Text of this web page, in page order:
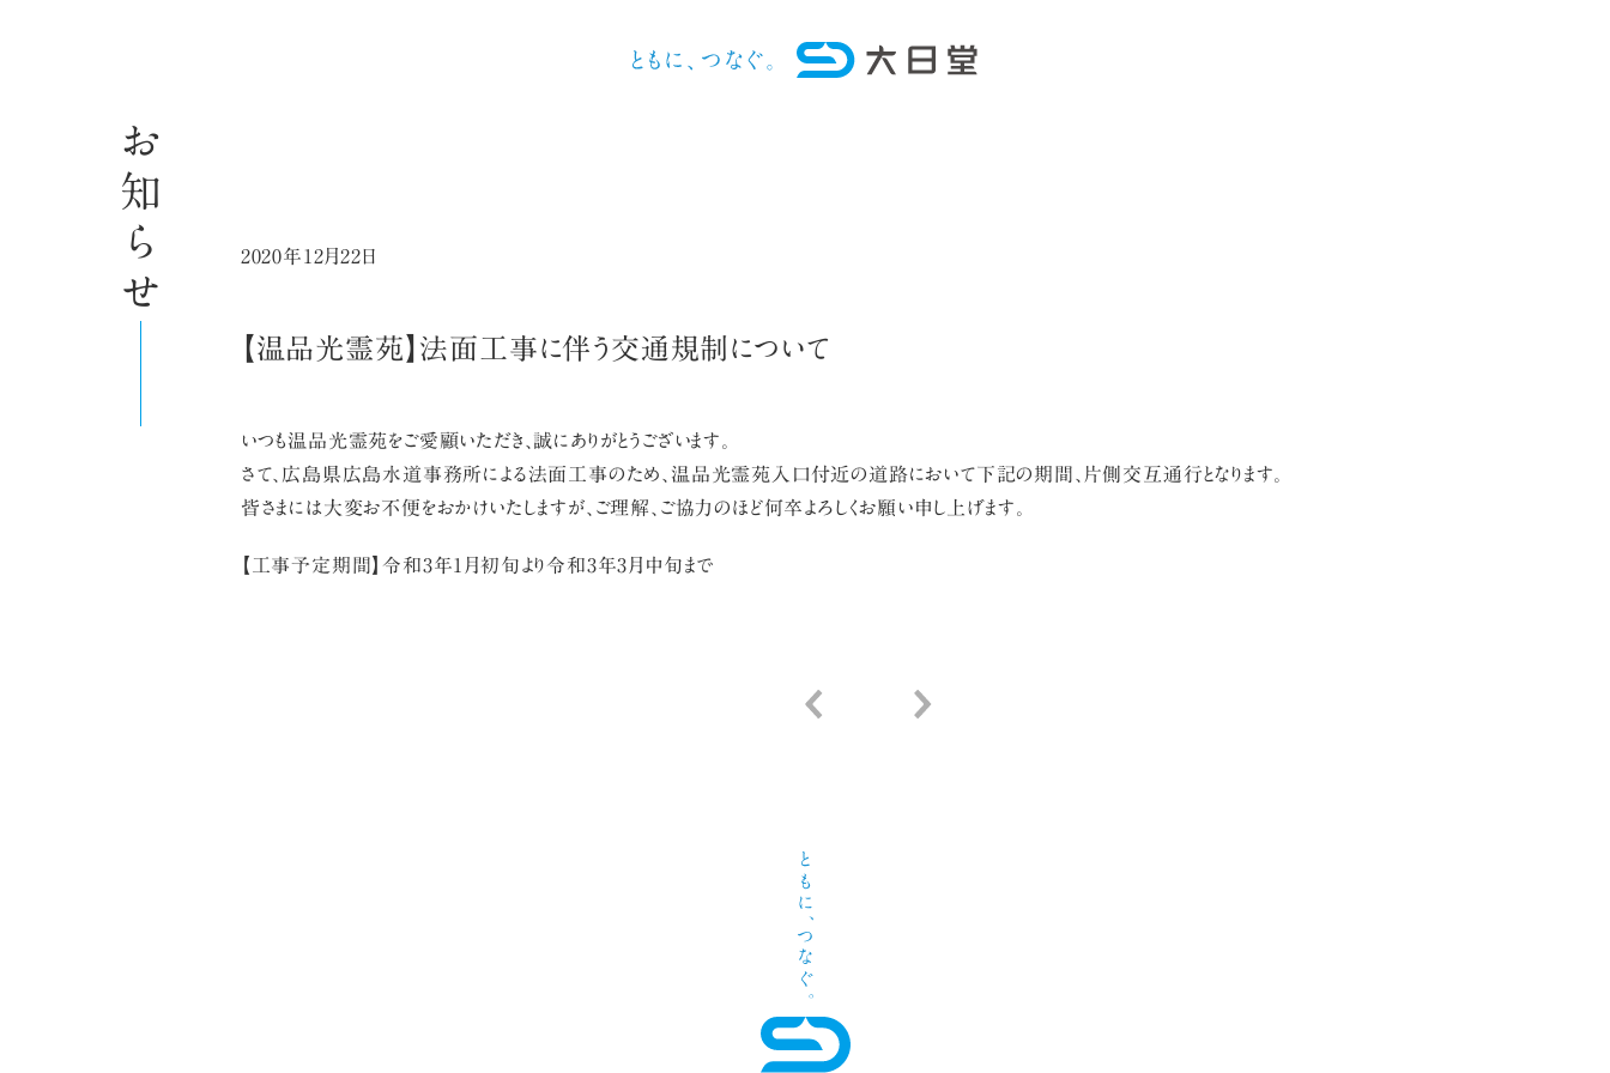
お知らせ 2020年12月22日
【温品光霊苑】法面工事に伴う交通規制について
いつも温品光霊苑をご愛顧いただき、誠にありがとうございます。
さて、広島県広島水道事務所による法面工事のため、温品光霊苑入口付近の道路において下記の期間、片側交互通行となります。
皆さまには大変お不便をおかけいたしますが、ご理解、ご協力のほど何卒よろしくお願い申し上げます。
【工事予定期間】令和3年1月初旬より令和3年3月中旬まで